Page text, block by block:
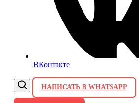
ВКонтакте
НАПИСАТЬ В WHATSAPP